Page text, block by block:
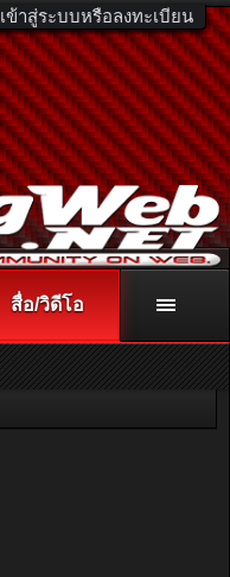
เข้าสู่ระบบหรือลงทะเบียน
หรือโทร. 081-811-1138
เติม คลิกที่นี่
สื่อ/วิดีโอ